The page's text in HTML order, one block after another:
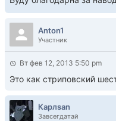
Anton1
Участник
Вт фев 12, 2013 5:50 pm
Это как стриповский
Карлsan
Завсегдатай